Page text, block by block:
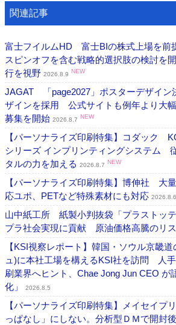
関連記事
富士フイルムHD 富士BIの株式上場を前
スピンオフを含む戦略的選択肢の検討を
行を視野 2026.8.9 NEW
JAGAT 「page2027」ポスターデザイン
ザインを採用 公式サイトも例年より大
募集を開始 2026.8.7 NEW
【パーソナライズ印刷特集】コダック
シリーズ インプリンティングシステム
タルの力を加える 2026.8.7 NEW
【パーソナライズ印刷特集】博伸社 大
応ユポ、PETなど特殊素材にも対応 2026.8.6
山中紙工所 紙製小判抜袋「プラストッ
プラ社会実現に貢献 原油価格高騰のリ
【KSI視察レポート】韓国・ソウル京畿
ュ)に本社工場を構えるKSI社を訪問 人
刷業界へヒント、Chae Jong Jun CEO が
化」
2026.8.5
【パーソナライズ印刷特集】メイセイプ
っぱなし」にしない。分析型ＤＭで開封